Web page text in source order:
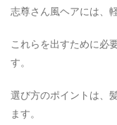
志尊さん風ヘアには、
これらを出すために必
す。
選び方のポイントは、
ます。